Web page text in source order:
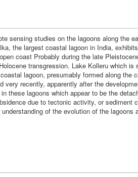
sensing studies on the lagoons along the
the largest coastal lagoon in India,
coast Probably during the late
transgression. Lake Kolleru which
lagoon, presumably formed along
very recently, apparently after the
these lagoons which appear to be the
due to tectonic activity, or
of the evolution of the